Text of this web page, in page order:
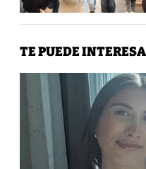
TE PUEDE